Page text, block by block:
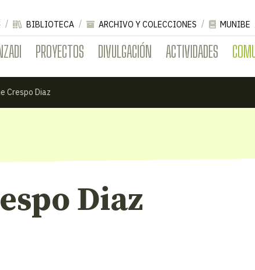
PROYECTOS DIVULGACIÓN ACTIVIDADES
BIBLIOTECA ARCHIVO Y COLECCIONES MUNIBE
Crespo Diaz
Diaz